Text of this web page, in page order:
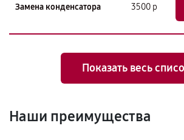
Замена конденсатора 3500 р
Показать весь
Наши преимущества